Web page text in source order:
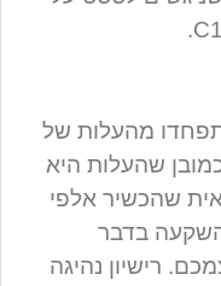
מהעלות של
שהעלות היא
שהכשיר אלפי
השקעה בדבר
רישיון נהיגה